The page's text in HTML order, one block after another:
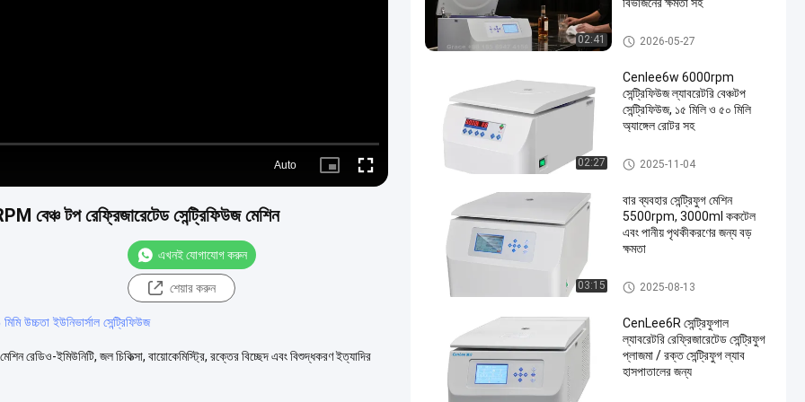
Auto
Picture- Fullscreen
বেঞ্চ টপ রেফ্রিজারেটেড সেন্ট্রিফিউজ মেশিন
এখনই যোগাযোগ করুন
শেয়ার করুন
উচ্চতা ইউনিভার্সাল সেন্ট্রিফিউজ
রেডিও-ইমিউনিটি, জল চিকিত্সা, বায়োকেমিস্ট্রি, রক্তের বিচ্ছেদ এবং বিশুদ্ধকরণ ইত্যাদির
02:41 ক্লিনিকাল বেঞ্চটপ সেন্ট্রিফিউজ
2026-05-27
02:27
Cenlee6w 6000rpm
সেন্ট্রিফিউজ ল্যাবরেটরি বেঞ্চটপ
সেন্ট্রিফিউজ, ১৫ মিলি ও ৫০ মিলি
অ্যাঙ্গেল রোটর সহ
ক্লিনিকাল বেঞ্চটপ সেন্ট্রিফিউজ
2025-11-04
03:15
বার ব্যবহার সেন্ট্রিফুগ মেশিন
5500rpm, 3000ml ককটেল
এবং পানীয় পৃথকীকরণের জন্য বড়
ক্ষমতা
পিআরপি সেন্ট্রিফিউজ
2025-08-13
CenLee6R সেন্ট্রিফুগাল
ল্যাবরেটরি রেফ্রিজারেটেড সেন্ট্রিফুগ
প্লাজমা / রক্ত সেন্ট্রিফুগ ল্যাব
হাসপাতালের জন্য